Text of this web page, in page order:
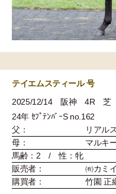
テイエムスティール 号
2025/12/14 阪神 4R 芝
24年 ｾﾌﾟﾃﾝﾊﾞｰS no.162
父：
リアル
母：
マルキ
馬齢：2 / 性：牝
販売者：
㈲カミ
購買者：
竹園 正